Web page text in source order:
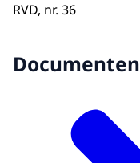
RVD, nr. 36
Documenten